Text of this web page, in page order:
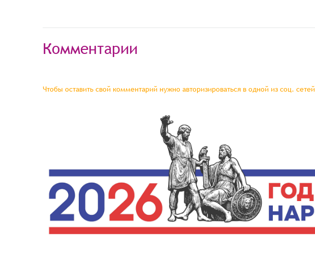
Комментарии
Чтобы оставить свой комментарий нужно авторизироваться в одной из соц. сетей